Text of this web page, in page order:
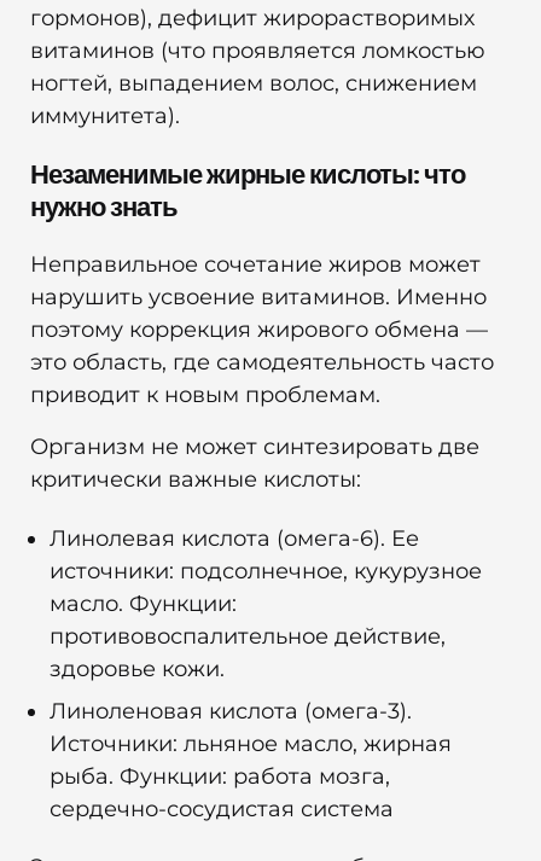
гормонов), дефицит жирорастворимых
витаминов (что проявляется ломкостью
ногтей, выпадением волос, снижением
иммунитета).
Незаменимые жирные кислоты: что
нужно знать
Неправильное сочетание жиров может
нарушить усвоение витаминов. Именно
поэтому коррекция жирового обмена —
это область, где самодеятельность часто
приводит к новым проблемам.
Организм не может синтезировать две
критически важные кислоты:
Линолевая кислота (омега-6). Ее
источники: подсолнечное, кукурузное
масло. Функции:
противовоспалительное действие,
здоровье кожи.
Линоленовая кислота (омега-3).
Источники: льняное масло, жирная
рыба. Функции: работа мозга,
сердечно-сосудистая система